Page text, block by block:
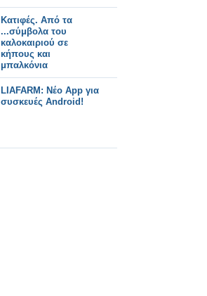
Κατιφές. Από τα
...σύμβολα του
καλοκαιριού σε
κήπους και
μπαλκόνια
LIAFARM: Νέο App για
συσκευές Android!